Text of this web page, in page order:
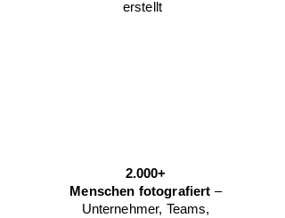
erstellt
2.000+
Menschen fotografiert –
Unternehmer, Teams,